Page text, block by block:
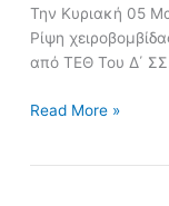
Την Κυριακή 05
Ρίψη
από ΤΕΘ Του Δ΄
Read More »